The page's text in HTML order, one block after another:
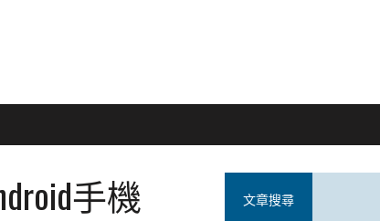
手機 文章搜尋